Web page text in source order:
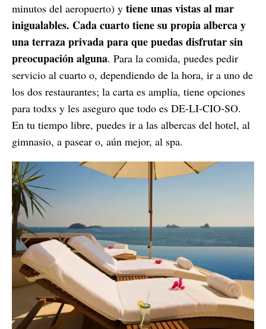
minutos del aeropuerto) y tiene unas vistas al mar
inigualables. Cada cuarto tiene su propia alberca y
una terraza privada para que puedas disfrutar sin
preocupación alguna. Para la comida, puedes pedir
servicio al cuarto o, dependiendo de la hora, ir a uno de
los dos restaurantes; la carta es amplia, tiene opciones
para todxs y les aseguro que todo es DE-LI-CIO-SO.
En tu tiempo libre, puedes ir a las albercas del hotel, al
gimnasio, a pasear o, aún mejor, al spa.